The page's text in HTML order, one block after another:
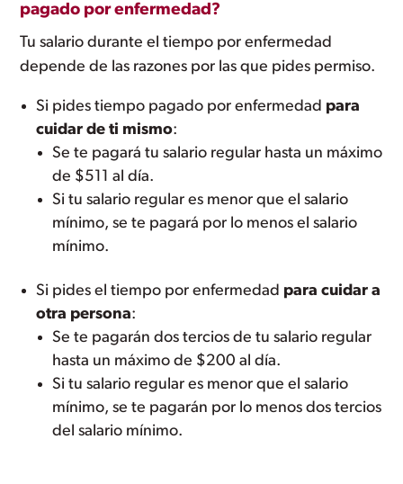
pagado por enfermedad?
Tu salario durante el tiempo por enfermedad
depende de las razones por las que pides permiso.
Si pides tiempo pagado por enfermedad para
cuidar de ti mismo:
Se te pagará tu salario regular hasta un máximo
de $511 al día.
Si tu salario regular es menor que el salario
mínimo, se te pagará por lo menos el salario
mínimo.
Si pides el tiempo por enfermedad para cuidar a
otra persona:
Se te pagarán dos tercios de tu salario regular
hasta un máximo de $200 al día.
Si tu salario regular es menor que el salario
mínimo, se te pagarán por lo menos dos tercios
del salario mínimo.